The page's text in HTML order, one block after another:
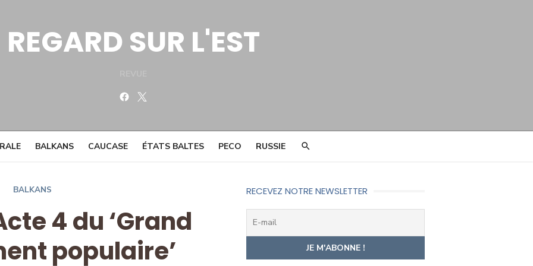
REGARD SUR L'EST
Facebook
BALKANS CAUCASE ÉTATS BALTES PECO RUSSIE
BALKANS
4 du ‘Grand
populaire’
RECEVEZ NOTRE NEWSLETTER